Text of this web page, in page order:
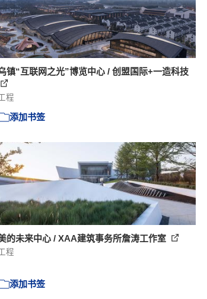
镇“互联网之光”博览中心 / 创盟国际+一造科技
程
添加书签
的未来中心 / XAA建筑事务所詹涛工作室
程
添加书签